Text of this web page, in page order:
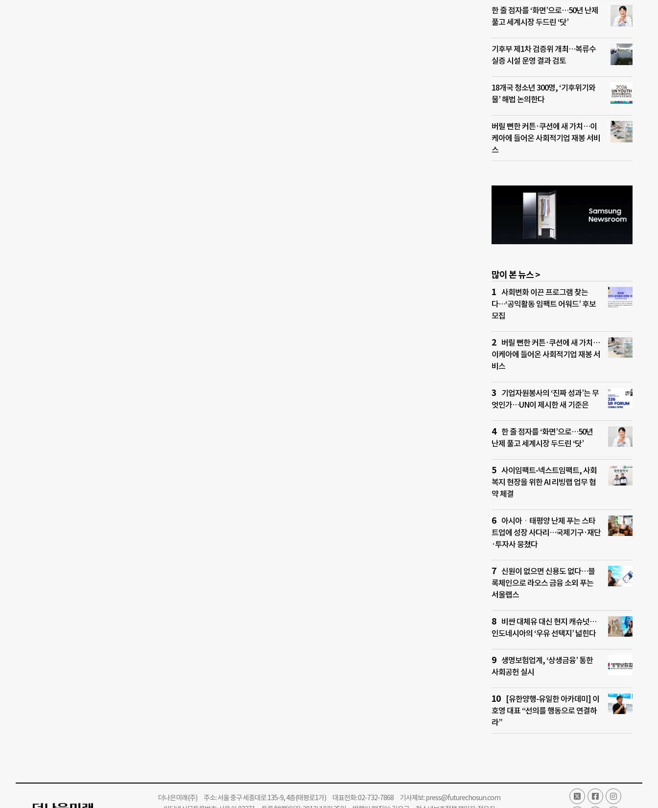
한 줄 점자를 ‘화면’으로…50년 난제
풀고 세계시장 두드린 ‘닷’
기후부 제1차 검증위 개최…복류수
실증 시설 운영 결과 검토
18개국 청소년 300명, ‘기후위기와
물’ 해법 논의한다
버릴 뻔한 커튼·쿠션에 새 가치…이
케아에 들어온 사회적기업 재봉 서비
스
많이 본 뉴스 >
사회변화 이끈 프로그램 찾는
다…‘공익활동 임팩트 어워드’ 후보
모집
버릴 뻔한 커튼·쿠션에 새 가치…
이케아에 들어온 사회적기업 재봉 서
비스
기업자원봉사의 ‘진짜 성과’는 무
엇인가…UN이 제시한 새 기준은
한 줄 점자를 ‘화면’으로…50년
난제 풀고 세계시장 두드린 ‘닷’
사이임팩트-넥스트임팩트, 사회
복지 현장을 위한 AI 리빙랩 업무 협
약 체결
아시아ㆍ태평양 난제 푸는 스타
트업에 성장 사다리…국제기구·재단
·투자사 뭉쳤다
신원이 없으면 신용도 없다…블
록체인으로 라오스 금융 소외 푸는
서울랩스
비싼 대체유 대신 현지 캐슈넛…
인도네시아의 ‘우유 선택지’ 넓힌다
생명보험업계, ‘상생금융’ 통한
사회공헌 실시
[유한양행-유일한 아카데미] 이
호영 대표 “선의를 행동으로 연결하
라”
더나은미래(주)주소: 서울 중구 세종대로 135-9, 4층(태평로1가) 대표전화: 02-732-7868 기사제보:press@futurechosun.com